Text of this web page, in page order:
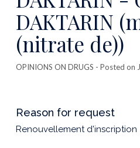
DAKTARIN
(nitrate de))
OPINIONS ON DRUGS - Posted on
Reason for request
Renouvellement d'inscription